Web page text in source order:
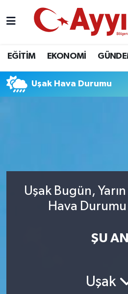
EĞİTİM EKONOMİ
Uşak Hava Durumu
Uşak Bugün,
Hava
ŞU AN
Uşak